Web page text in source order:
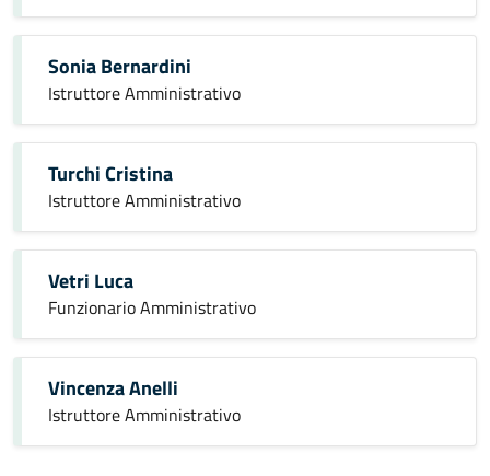
Sonia Bernardini
Istruttore Amministrativo
Turchi Cristina
Istruttore Amministrativo
Vetri Luca
Funzionario Amministrativo
Vincenza Anelli
Istruttore Amministrativo